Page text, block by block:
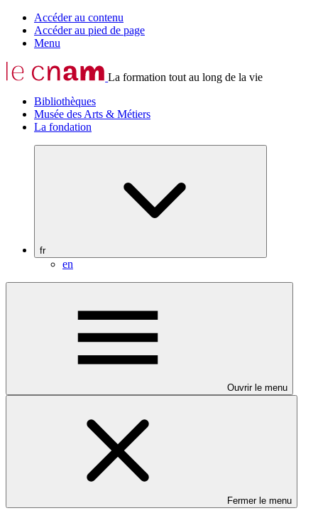
Accéder au contenu
Accéder au pied de page
Menu
La formation tout au long de la vie
Bibliothèques
Musée des Arts & Métiers
La fondation
fr
en
Ouvrir le menu
Fermer le menu